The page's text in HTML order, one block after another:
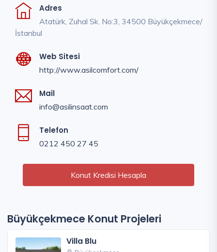
Adres
Atatürk, Zuhal Sk. No:3, 34500 Büyükçekmece/
İstanbul
Web Sitesi
http://www.asilcomfort.com/
Mail
info@asilinsaat.com
Telefon
0212 450 27 45
Konut Kredisi Hesapla
Büyükçekmece Konut Projeleri
Villa Blu